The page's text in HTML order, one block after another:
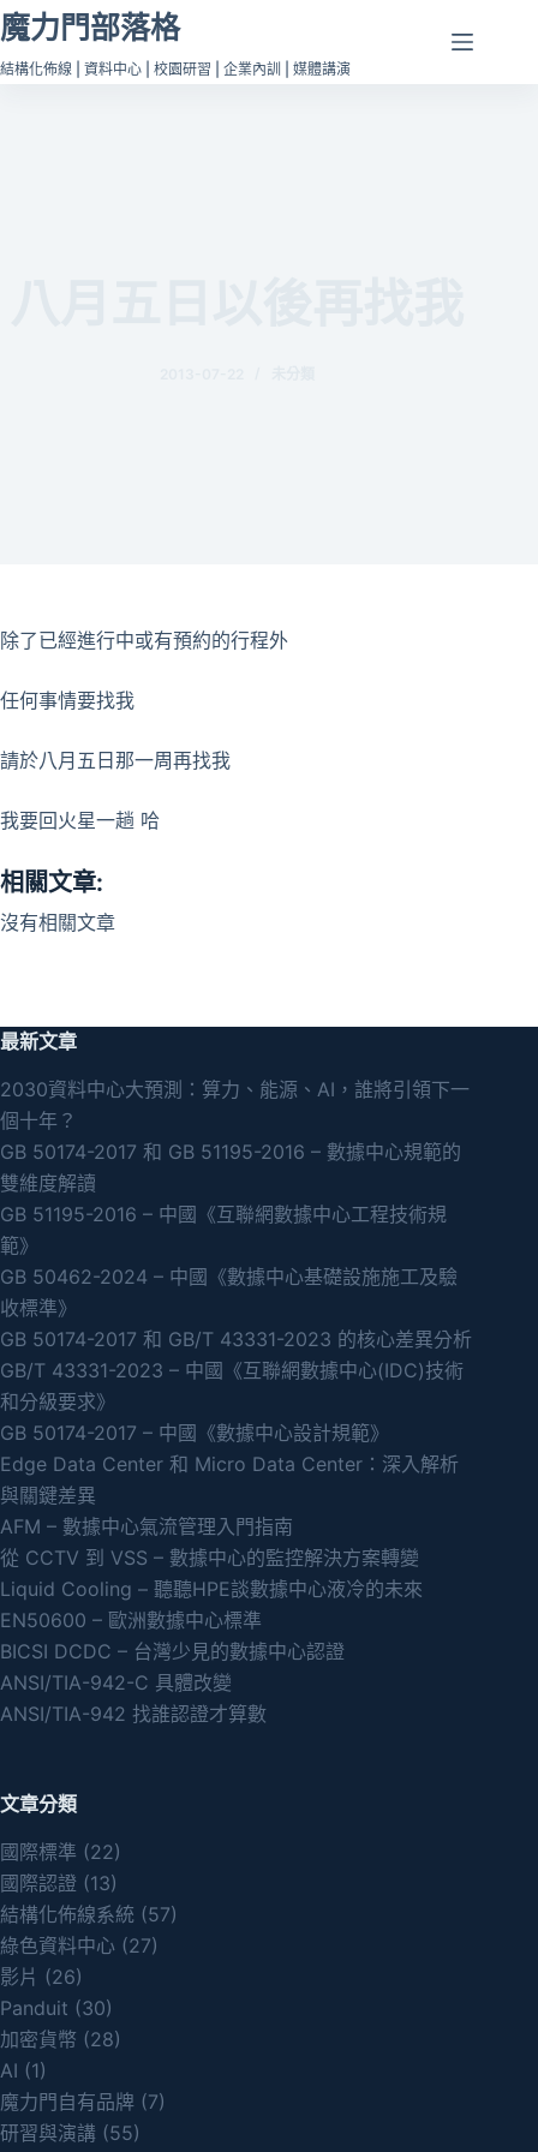
跳
至
主
魔力門部落格
結構化佈線 | 資料中心 | 校園研習 | 企業內訓 | 媒體講演
除了已經進行中或有預約的行程外
任何事情要找我
請於八月五日那一周再找我
我要回火星一趟 哈
相關文章:
沒有相關文章
最新文章
2030資料中心大預測：算力、能源、AI，誰將引領下一
個十年？
GB 50174-2017 和 GB 51195-2016 – 數據中心規範的
雙維度解讀
GB 51195-2016 – 中國《互聯網數據中心工程技術規
範》
GB 50462-2024 – 中國《數據中心基礎設施施工及驗
收標準》
GB 50174-2017 和 GB/T 43331-2023 的核心差異分析
GB/T 43331-2023 – 中國《互聯網數據中心(IDC)技術
和分級要求》
GB 50174-2017 – 中國《數據中心設計規範》
Edge Data Center 和 Micro Data Center：深入解析
與關鍵差異
AFM – 數據中心氣流管理入門指南
從 CCTV 到 VSS – 數據中心的監控解決方案轉變
Liquid Cooling – 聽聽HPE談數據中心液冷的未來
EN50600 – 歐洲數據中心標準
BICSI DCDC – 台灣少見的數據中心認證
ANSI/TIA-942-C 具體改變
ANSI/TIA-942 找誰認證才算數
文章分類
國際標準 (22)
國際認證 (13)
結構化佈線系統 (57)
綠色資料中心 (27)
影片 (26)
Panduit (30)
加密貨幣 (28)
AI (1)
魔力門自有品牌 (7)
研習與演講 (55)